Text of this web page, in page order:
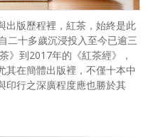
出版歷程裡，紅茶，始終是此
十多歲沉浸投入至今已逾三
》到2017年的《紅茶經》，
其在簡體出版裡，不僅十本中
印行之深廣程度應也勝於其